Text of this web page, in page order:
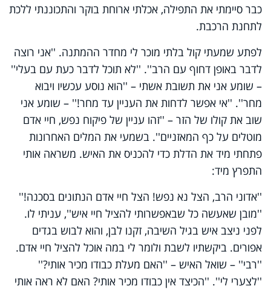
כבר סיימתי את התפילה, אכלתי ארוחת בוקר והתכוננתי ללכת
לתחנת הרכבת.
לפתע שמעתי קול בלתי מוכר לי מחדר ההמתנה. ''אני רוצה
לדבר באופן דחוף עם הרב''. ''לא תוכל לדבר כעת עם בעלי''
– שומע אני את תשובת אשתי – ''הוא נוסע עכשיו ויבוא
מחר''. ''אי אפשר לדחות את העניין עד מחר!'' – שומע אני
שוב את קולו של הזר – ''זהו עניין של פיקוח נפש, חיי אדם
מוטלים על כף המאזניים''. בשמעי את המלים האחרונות
פתחתי מיד את הדלת כדי להכניס את האיש. משראה אותי
התפרץ מיד:
''אדוני הרב, הצל נא נפש! הצל חיי אדם הנתונים בסכנה!''
''מובן שאעשה כל שבאפשרותי להציל חיי איש'', עניתי לו.
לפני ניצב איש בגיל השיבה, זקנו לבן, והוא לבוש בגדים
אפורים. ביקשתיו לשבת ולומר לי במה אוכל להציל חיי אדם.
''רבי'' – שואל האיש – ''האם מעלת כבודו מכיר אותי?''
''לצערי לי''. ''הכיצד אין כבודו מכיר אותי? האם לא ראה אותי